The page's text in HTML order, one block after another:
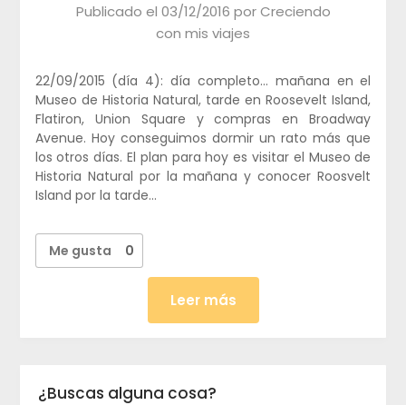
Publicado el 03/12/2016 porCreciendo
con mis viajes
22/09/2015 (día 4): día completo… mañana en el
Museo de Historia Natural, tarde en Roosevelt Island,
Flatiron, Union Square y compras en Broadway
Avenue. Hoy conseguimos dormir un rato más que
los otros días. El plan para hoy es visitar el Museo de
Historia Natural por la mañana y conocer Roosvelt
Island por la tarde…
Me gusta 0
Leer más
¿Buscas alguna cosa?